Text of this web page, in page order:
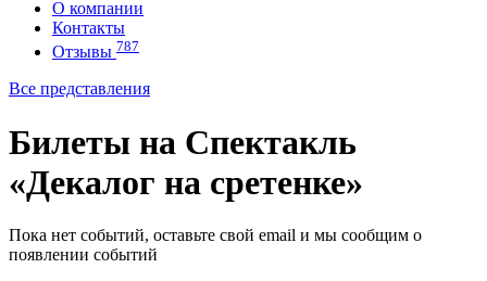
О компании
Контакты
Отзывы 787
Все представления
Билеты на Спектакль
«Декалог на сретенке»
Пока нет событий, оставьте свой email и мы сообщим о
появлении событий